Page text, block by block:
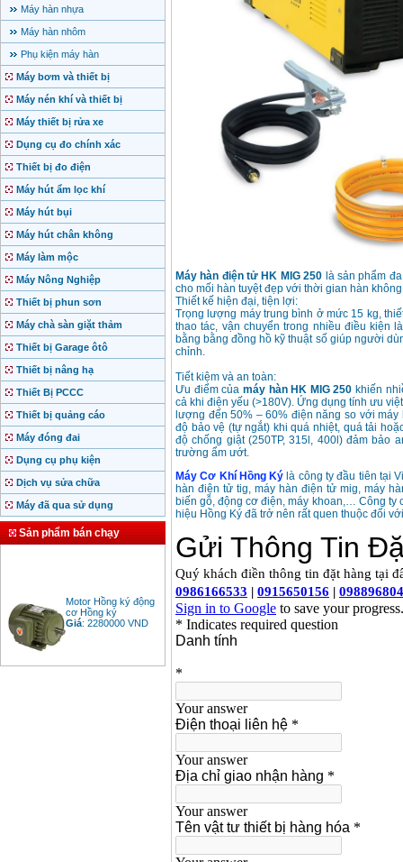
Máy hàn nhựa
Máy hàn nhôm
Phụ kiện máy hàn
Máy bơm và thiết bị
Máy nén khí và thiết bị
Máy thiết bị rửa xe
Dụng cụ đo chính xác
Thiết bị đo điện
Máy hút ẩm lọc khí
Máy hút bụi
Máy hút chân không
Máy làm mộc
Máy Nông Nghiệp
Thiết bị phun sơn
Máy chà sàn giặt thảm
Thiết bị Garage ôtô
Thiết bị nâng hạ
Thiết Bị PCCC
Thiết bị quảng cáo
Máy đóng đai
Dụng cụ phụ kiện
Dịch vụ sửa chữa
Máy đã qua sử dụng
Sản phẩm bán chạy
cơ Hồng ký
Giá:2280000
Máy hàn điện tử HK MIG 250 là sản phẩm
cho mối hàn tuyệt đẹp với thời gian hàn
Thiết kế hiện đại, tiện lợi:
Trọng lượng máy trung bình ở mức 15 kg,
thao tác, vận chuyển trong nhiều điều kiện
bằng bằng đồng hồ kỹ thuật số giúp người
chỉnh.
Tiết kiệm và an toàn:
Ưu điểm của máy hàn HK MIG 250 khiến
cả khi điện yếu (>180V). Ứng dụng tính ưu
lượng đến 50% – 60% điện năng so với
độ bảo vệ (tự ngắt) khi quá nhiệt, quá tải
độ chống giật (250TP, 315l, 400l) đảm bảo
trường ẩm ướt.
Máy Cơ Khí Hồng Ký là công ty đầu tiên tại
hàn điện tử tig, máy hàn điện tử mig, máy
biến gỗ, động cơ điện, máy khoan,… Công ty
hiệu Hồng Ký đã trở nên rất quen thuộc đối